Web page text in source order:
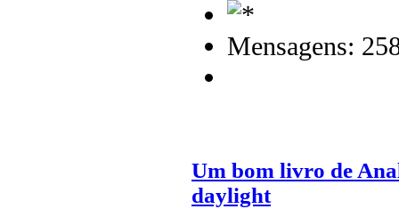
Mensagens:
Um bom livro de
daylight